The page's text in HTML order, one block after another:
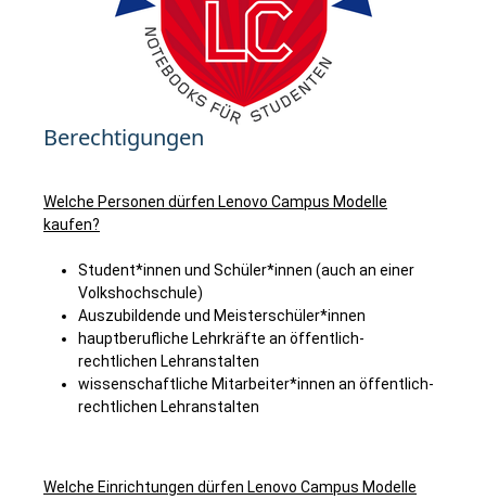
Berechtigungen
Welche Personen dürfen Lenovo Campus Modelle
kaufen?
Student*innen und Schüler*innen (auch an einer
Volkshochschule)
Auszubildende und Meisterschüler*innen
hauptberufliche Lehrkräfte an öffentlich-
rechtlichen Lehranstalten
wissenschaftliche Mitarbeiter*innen an öffentlich-
rechtlichen Lehranstalten
Welche Einrichtungen dürfen Lenovo Campus Modelle